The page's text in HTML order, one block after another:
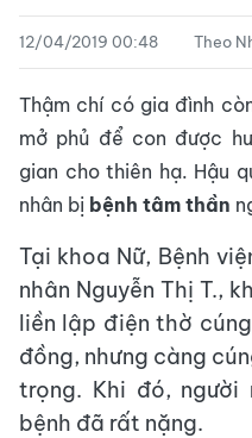
12/04/2019 00:48 Theo
Thậm chí có gia đình
mở phủ để con được
gian cho thiên hạ. Hậu
nhân bị bệnh tâm thần
Tại khoa Nữ, Bệnh
nhân Nguyễn Thị T.,
liền lập điện thờ
đồng, nhưng càng
trọng. Khi đó,
bệnh đã rất nặng.